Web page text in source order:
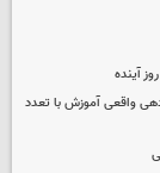
آینده
واقعی آموزش با تعدد